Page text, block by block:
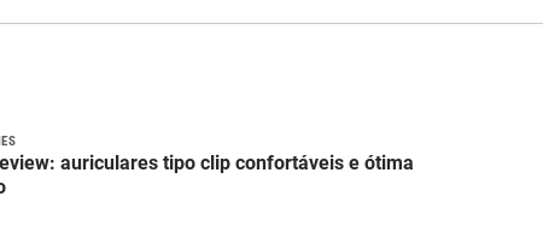
auriculares tipo clip confortáveis e ótima